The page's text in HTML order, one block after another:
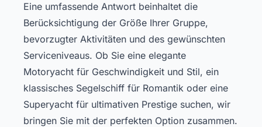
Eine umfassende Antwort beinhaltet die
Berücksichtigung der Größe Ihrer Gruppe,
bevorzugter Aktivitäten und des gewünschten
Serviceniveaus. Ob Sie eine elegante
Motoryacht für Geschwindigkeit und Stil, ein
klassisches Segelschiff für Romantik oder eine
Superyacht für ultimativen Prestige suchen, wir
bringen Sie mit der perfekten Option zusammen.